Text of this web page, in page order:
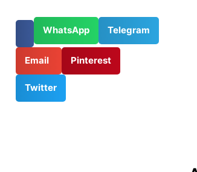
WhatsApp Telegram
Email Pinterest
Twitter